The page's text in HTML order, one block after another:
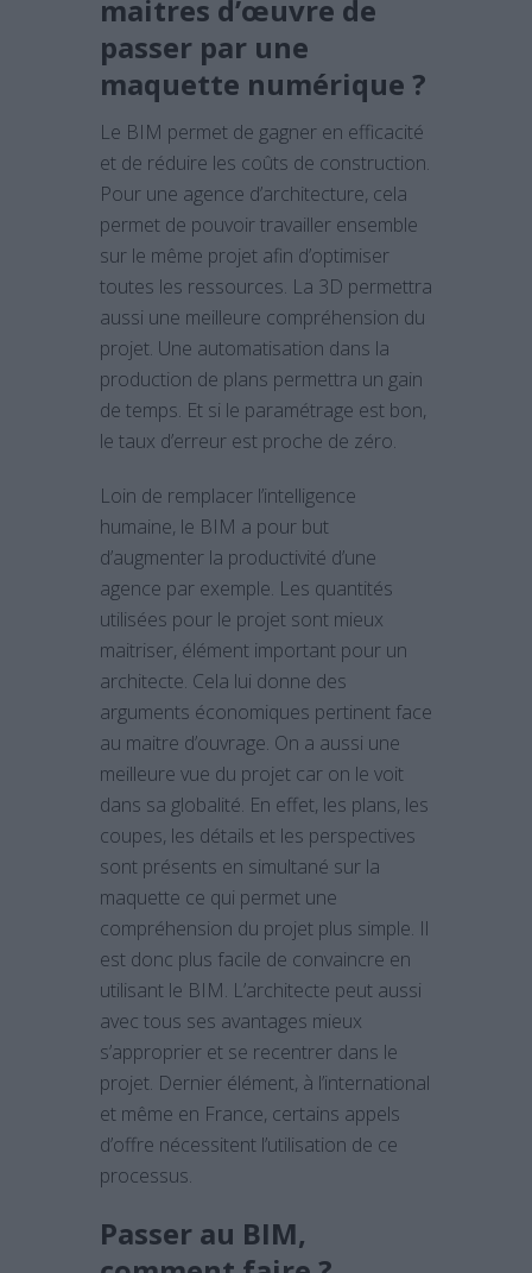
maitres d’œuvre de
passer par une
maquette numérique ?
Le BIM permet de gagner en efficacité
et de réduire les coûts de construction.
Pour une agence d’architecture, cela
permet de pouvoir travailler ensemble
sur le même projet afin d’optimiser
toutes les ressources. La 3D permettra
aussi une meilleure compréhension du
projet. Une automatisation dans la
production de plans permettra un gain
de temps. Et si le paramétrage est bon,
le taux d’erreur est proche de zéro.
Loin de remplacer l’intelligence
humaine, le BIM a pour but
d’augmenter la productivité d’une
agence par exemple. Les quantités
utilisées pour le projet sont mieux
maitriser, élément important pour un
architecte. Cela lui donne des
arguments économiques pertinent face
au maitre d’ouvrage. On a aussi une
meilleure vue du projet car on le voit
dans sa globalité. En effet, les plans, les
coupes, les détails et les perspectives
sont présents en simultané sur la
maquette ce qui permet une
compréhension du projet plus simple. Il
est donc plus facile de convaincre en
utilisant le BIM. L’architecte peut aussi
avec tous ses avantages mieux
s’approprier et se recentrer dans le
projet. Dernier élément, à l’international
et même en France, certains appels
d’offre nécessitent l’utilisation de ce
processus.
Passer au BIM,